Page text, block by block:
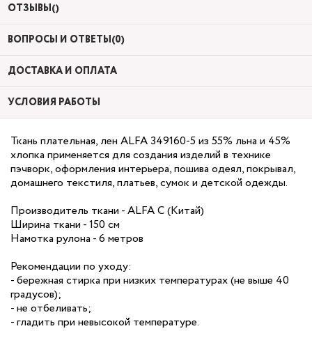
ОТЗЫВЫ()
ВОПРОСЫ И ОТВЕТЫ(0)
ДОСТАВКА И ОПЛАТА
УСЛОВИЯ РАБОТЫ
Ткань плательная, лен ALFA 349160-5 из 55% льна и 45%
хлопка применяется для создания изделий в технике
пэчворк, оформления интерьера, пошива одеял, покрывал,
домашнего текстиля, платьев, сумок и детской одежды.
Производитель ткани - ALFA С (Китай)
Ширина ткани - 150 см
Намотка рулона - 6 метров
Рекомендации по уходу:
- бережная стирка при низких температурах (не выше 40
градусов);
- не отбеливать;
- гладить при невысокой температуре.